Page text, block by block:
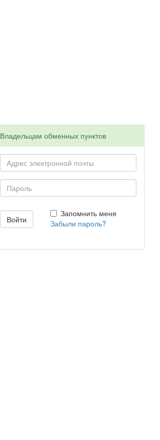
Владельцам обменных пунктов
Запомнить меня
Забыли пароль?